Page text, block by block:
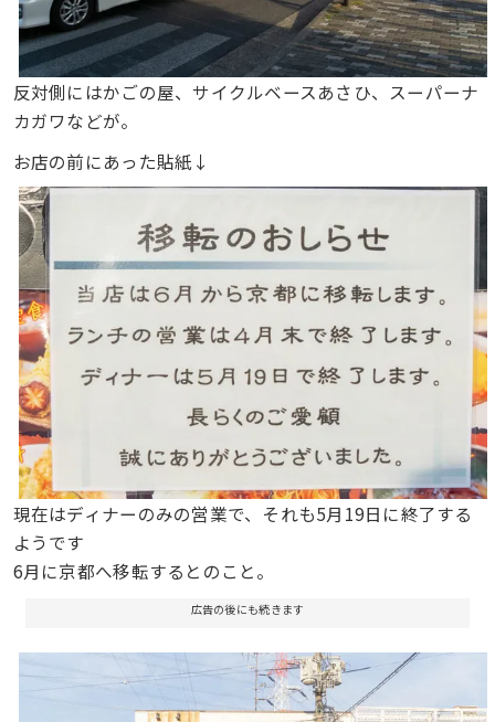
反対側にはかごの屋、サイクルベースあさひ、スーパーナ
カガワなどが。
お店の前にあった貼紙↓
現在はディナーのみの営業で、それも5月19日に終了する
ようです
6月に京都へ移転するとのこと。
広告の後にも続きます